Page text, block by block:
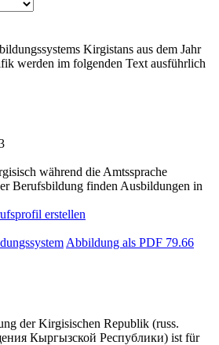
während die Amtssprache
Berufsbildung finden Ausbildungen in
erstellen
Abbildung als PDF 79.66
der Kirgisischen Republik (russ.
Кыргызской Республики) ist für